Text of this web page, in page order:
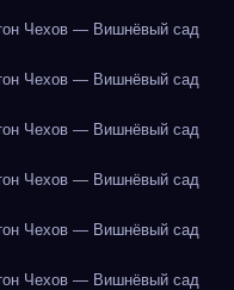
Чехов — Вишнёвый сад
Чехов — Вишнёвый сад
Чехов — Вишнёвый сад
Чехов — Вишнёвый сад
Чехов — Вишнёвый сад
Чехов — Вишнёвый сад